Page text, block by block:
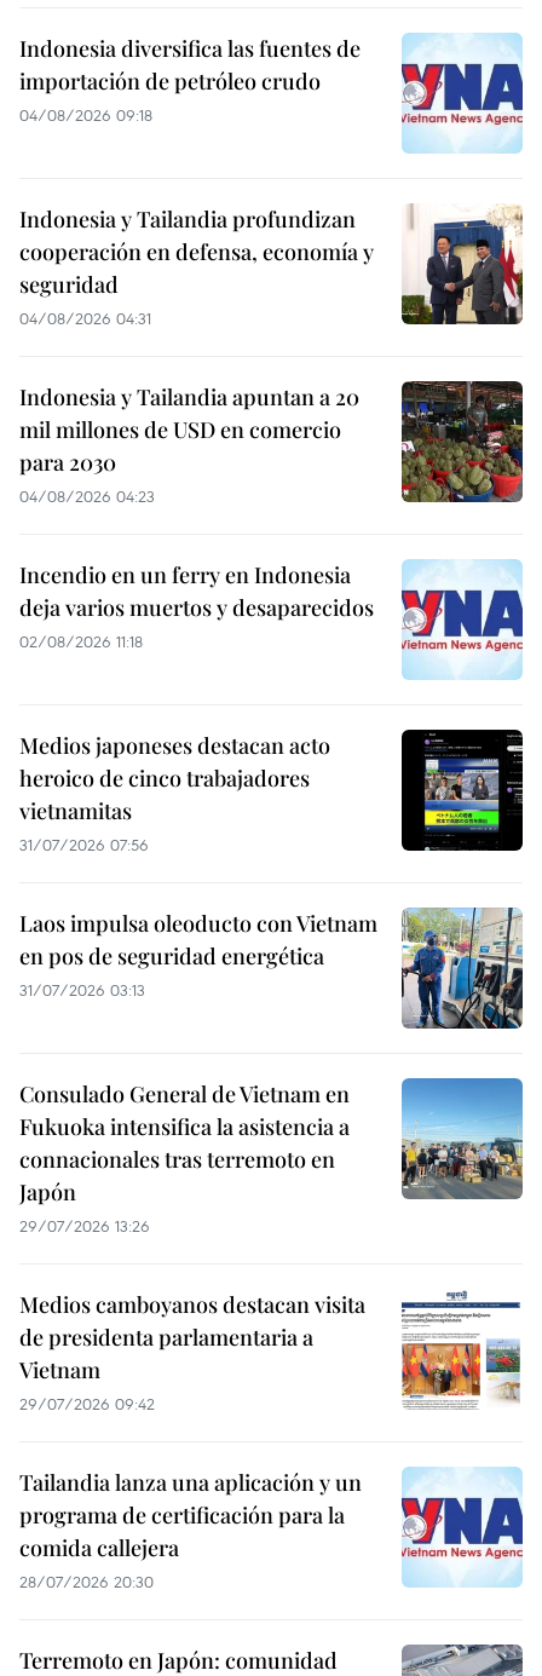
Indonesia diversifica las fuentes de
importación de petróleo crudo
04/08/2026 09:18
Indonesia y Tailandia profundizan
cooperación en defensa, economía y
seguridad
04/08/2026 04:31
Indonesia y Tailandia apuntan a 20
mil millones de USD en comercio
para 2030
04/08/2026 04:23
Incendio en un ferry en Indonesia
deja varios muertos y desaparecidos
02/08/2026 11:18
Medios japoneses destacan acto
heroico de cinco trabajadores
vietnamitas
31/07/2026 07:56
Laos impulsa oleoducto con Vietnam
en pos de seguridad energética
31/07/2026 03:13
Consulado General de Vietnam en
Fukuoka intensifica la asistencia a
connacionales tras terremoto en
Japón
29/07/2026 13:26
Medios camboyanos destacan visita
de presidenta parlamentaria a
Vietnam
29/07/2026 09:42
Tailandia lanza una aplicación y un
programa de certificación para la
comida callejera
28/07/2026 20:30
Terremoto en Japón: comunidad